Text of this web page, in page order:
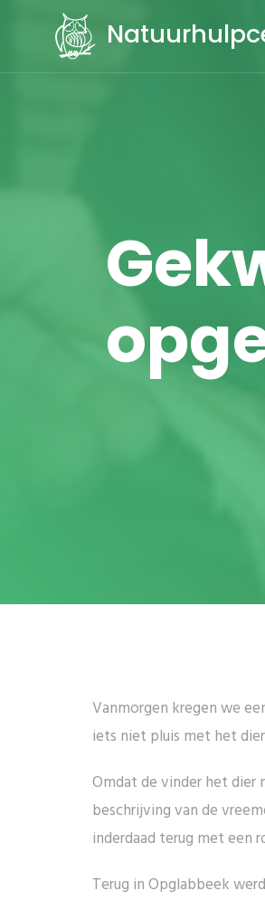
Vanmorgen kregen we
iets niet pluis met het
Omdat de vinder het dier
beschrijving van de
inderdaad terug met een
Terug in Opglabbeek